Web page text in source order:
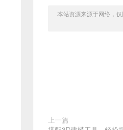
本站资源来源于网络，
上一篇